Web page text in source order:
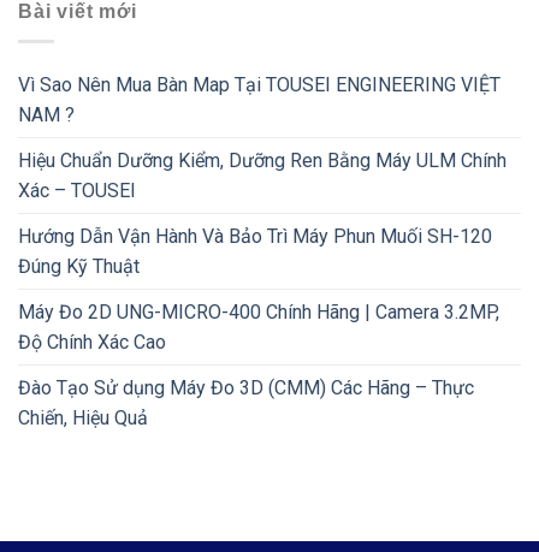
Bài viết mới
Vì Sao Nên Mua Bàn Map Tại TOUSEI ENGINEERING VIỆT
NAM ?
Hiệu Chuẩn Dưỡng Kiểm, Dưỡng Ren Bằng Máy ULM Chính
Xác – TOUSEI
Hướng Dẫn Vận Hành Và Bảo Trì Máy Phun Muối SH-120
Đúng Kỹ Thuật
Máy Đo 2D UNG-MICRO-400 Chính Hãng | Camera 3.2MP,
Độ Chính Xác Cao
Đào Tạo Sử dụng Máy Đo 3D (CMM) Các Hãng – Thực
Chiến, Hiệu Quả